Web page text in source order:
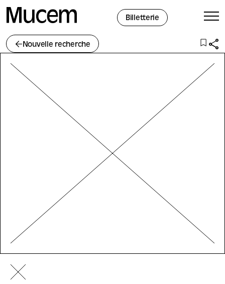
Billetterie
Nouvelle recherche